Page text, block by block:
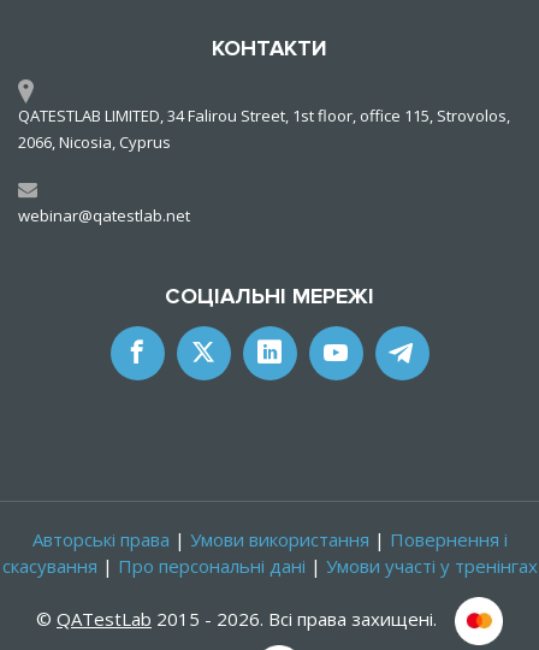
КОНТАКТИ
QATESTLAB LIMITED, 34 Falirou Street, 1st floor, office 115, Strovolos,
2066, Nicosia, Cyprus
webinar@qatestlab.net
СОЦІАЛЬНІ МЕРЕЖІ
Авторські права | Умови використання | Повернення і
скасування | Про персональні дані | Умови участі у тренінгах
© QATestLab 2015 - 2026. Всі права захищені.